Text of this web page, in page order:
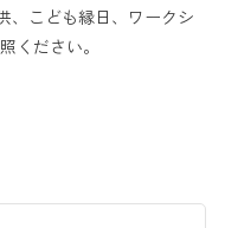
、こども縁日、ワークシ
ください。